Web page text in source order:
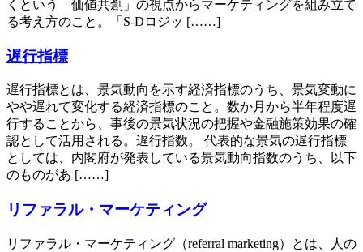
くという「価値共創」の視点からマーケティングを組み立て
る考え方のこと。「S-Dロジッ [……]
遅行指標
遅行指標とは、景気動向を示す経済指標のうち、景気変動に
やや遅れて変化する経済指標のこと。数か月から半年程度遅
行することから、事後の景気状況の把握や金融施策効果の確
認として活用される。遅行指数。 代表的な景気の遅行指標
としては、内閣府が発表している景気動向指数のうち、以下
のものがあ [……]
リファラル・マーケティング
リファラル・マーケティング（referral marketing）とは、人の